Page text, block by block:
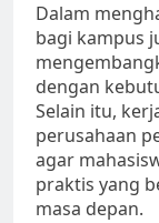
Dalam
bagi kampus
dengan
Selain itu,
perusahaan
agar
praktis yang
masa depan.